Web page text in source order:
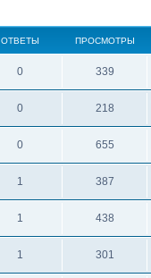
ОТВЕТЫ ПРОСМОТРЫ
0 339
0 218
0 655
1 387
1 438
1 301